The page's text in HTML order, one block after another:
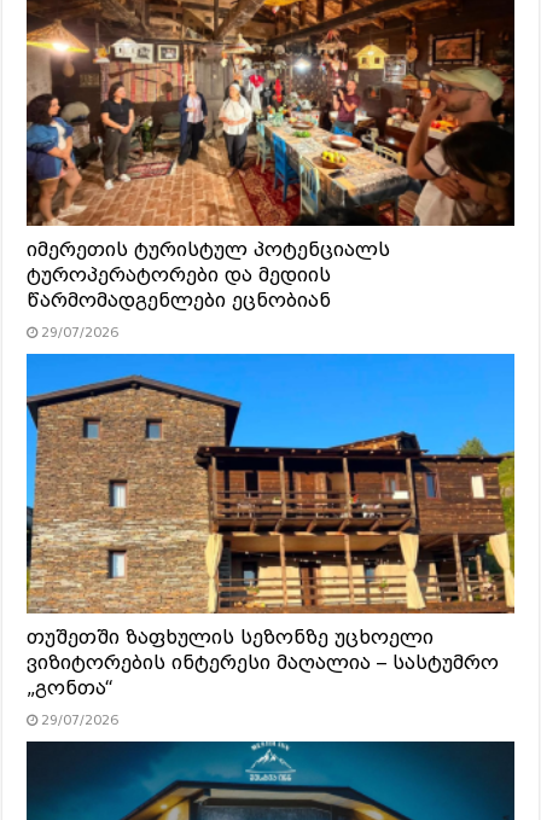
იმერეთის ტურისტულ პოტენციალს
ტუროპერატორები და მედიის
წარმომადგენლები ეცნობიან
29/07/2026
თუშეთში ზაფხულის სეზონზე უცხოელი
ვიზიტორების ინტერესი მაღალია – სასტუმრო
„გონთა“
29/07/2026